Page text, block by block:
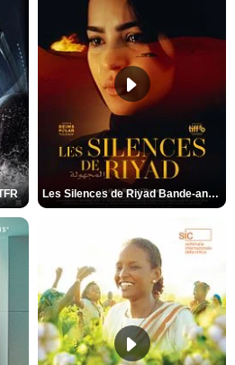
Les Silences de Riyad Bande-annonce VO STFR